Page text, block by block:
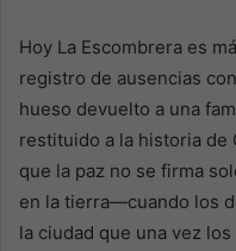
Hoy La Escombrera es
registro de ausencias
hueso devuelto a una
restituido a la historia de
que la paz no se firma
en la tierra—cuando los
la ciudad que una vez